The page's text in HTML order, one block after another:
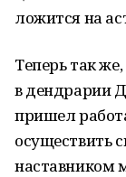
ложится на
Теперь так
в дендрарии
пришел
осуществить
наставником